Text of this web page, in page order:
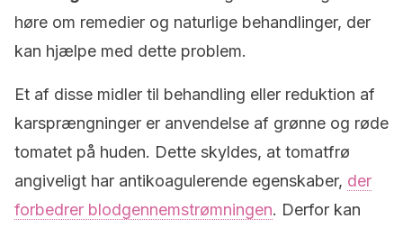
høre om remedier og naturlige behandlinger, der
kan hjælpe med dette problem.
Et af disse midler til behandling eller reduktion af
karsprængninger er anvendelse af grønne og røde
tomatet på huden. Dette skyldes, at tomatfrø
angiveligt har antikoagulerende egenskaber, der
forbedrer blodgennemstrømningen. Derfor kan